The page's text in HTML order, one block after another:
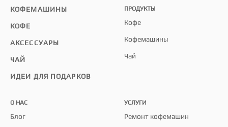
КОФЕМАШИНЫ
КОФЕ
АКСЕССУАРЫ
ЧАЙ
ИДЕИ ДЛЯ ПОДАРКОВ
ПРОДУКТЫ
Кофе
Кофемашины
Чай
О НАС
Блог
УСЛУГИ
Ремонт кофемашин